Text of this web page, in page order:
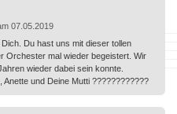
07.05.2019
Du hast uns mit dieser tollen
Orchester mal wieder begeistert. Wir
wieder dabei sein konnte.
und Deine Mutti ????????????